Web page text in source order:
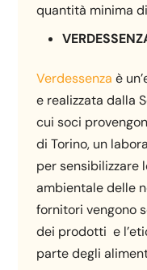
quantità minima
Verdessenza è
e realizzata dalla
cui soci
di Torino, un
per sensibilizzare
ambientale delle
fornitori vengono
dei prodotti e
parte degli